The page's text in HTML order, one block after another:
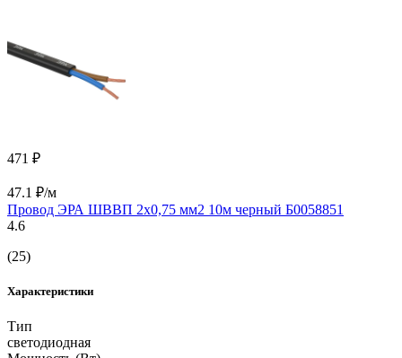
471 ₽
47.1 ₽/м
Провод ЭРА ШВВП 2x0,75 мм2 10м черный Б0058851
4.6
(25)
Характеристики
Тип
светодиодная